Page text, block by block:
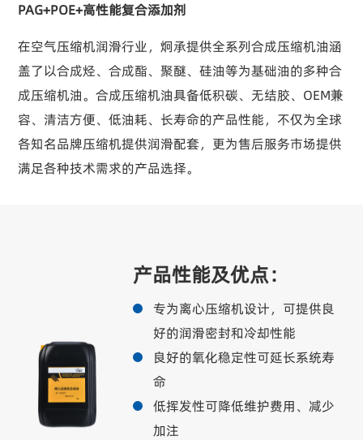
PAG+POE+高性能复合添加剂
在空气压缩机润滑行业，炯承提供全系列合成压缩机油涵
盖了以合成烃、合成酯、聚醚、硅油等为基础油的多种合
成压缩机油。合成压缩机油具备低积碳、无结胶、OEM兼
容、清洁方便、低油耗、长寿命的产品性能，不仅为全球
各知名品牌压缩机提供润滑配套，更为售后服务市场提供
满足各种技术需求的产品选择。
产品性能及优点：
专为离心压缩机设计，可提供良
好的润滑密封和冷却性能
良好的氧化稳定性可延长系统寿
命
低挥发性可降低维护费用、减少
加注